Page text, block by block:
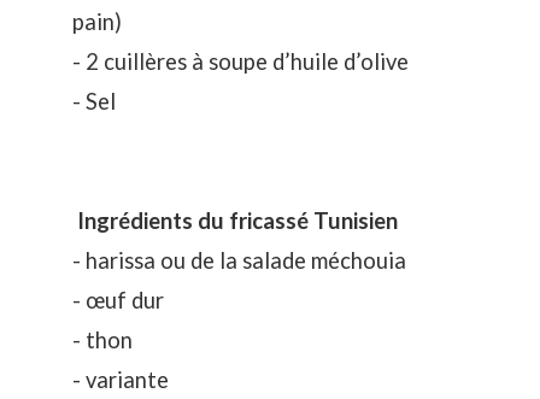
pain)
- 2 cuillères à soupe d’huile d’olive
- Sel
Ingrédients du fricassé Tunisien
- harissa ou de la salade méchouia
- œuf dur
- thon
- variante